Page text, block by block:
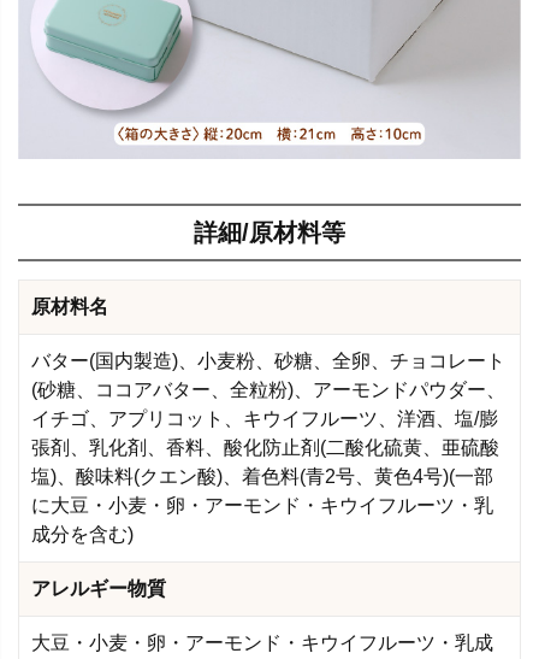
詳細/原材料等
原材料名
バター(国内製造)、小麦粉、砂糖、全卵、チョコレート
(砂糖、ココアバター、全粒粉)、アーモンドパウダー、
イチゴ、アプリコット、キウイフルーツ、洋酒、塩/膨
張剤、乳化剤、香料、酸化防止剤(二酸化硫黄、亜硫酸
塩)、酸味料(クエン酸)、着色料(青2号、黄色4号)(一部
に大豆・小麦・卵・アーモンド・キウイフルーツ・乳
成分を含む)
アレルギー物質
大豆・小麦・卵・アーモンド・キウイフルーツ・乳成